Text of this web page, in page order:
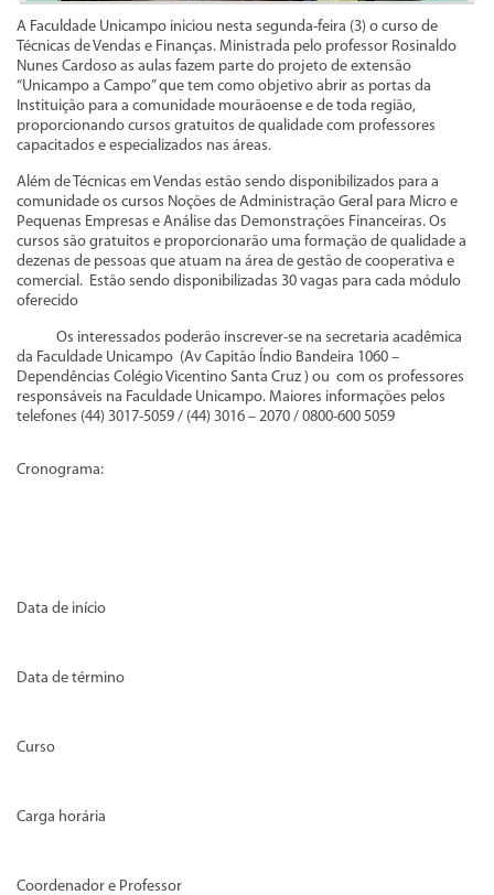
A Faculdade Unicampo iniciou nesta segunda-feira (3) o curso de
Técnicas de Vendas e Finanças. Ministrada pelo professor Rosinaldo
Nunes Cardoso as aulas fazem parte do projeto de extensão
“Unicampo a Campo” que tem como objetivo abrir as portas da
Instituição para a comunidade mourãoense e de toda região,
proporcionando cursos gratuitos de qualidade com professores
capacitados e especializados nas áreas.
Além de Técnicas em Vendas estão sendo disponibilizados para a
comunidade os cursos Noções de Administração Geral para Micro e
Pequenas Empresas e Análise das Demonstrações Financeiras. Os
cursos são gratuitos e proporcionarão uma formação de qualidade a
dezenas de pessoas que atuam na área de gestão de cooperativa e
comercial. Estão sendo disponibilizadas 30 vagas para cada módulo
oferecido
Os interessados poderão inscrever-se na secretaria acadêmica
da Faculdade Unicampo (Av Capitão Índio Bandeira 1060 –
Dependências Colégio Vicentino Santa Cruz ) ou com os professores
responsáveis na Faculdade Unicampo. Maiores informações pelos
telefones (44) 3017-5059 / (44) 3016 – 2070 / 0800-600 5059
Cronograma:
Data de início
Data de término
Curso
Carga horária
Coordenador e Professor